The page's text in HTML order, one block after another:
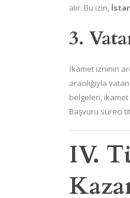
alır. Bu izin,
3.
İkamet izninin
aracılığıyla
belgeleri,
Başvuru süreci
IV.